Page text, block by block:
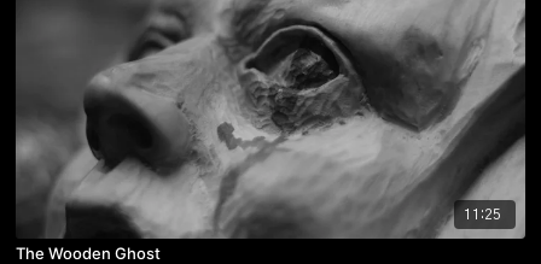
11:25
The Wooden Ghost